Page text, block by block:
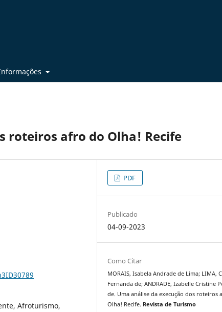
roteiros afro do Olha! Recife
Afroturismo,
PDF
Publicado
04-09-2023
Como Citar
MORAIS, Isabela Andrade de Lima; LIMA,
Fernanda de; ANDRADE, Izabelle Cristine
de. Uma análise da execução dos roteiros
Olha! Recife. Revista de Turismo